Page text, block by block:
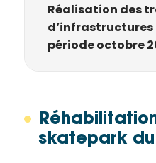
Réalisation des
d’infrastructures
période octobre
skatepark